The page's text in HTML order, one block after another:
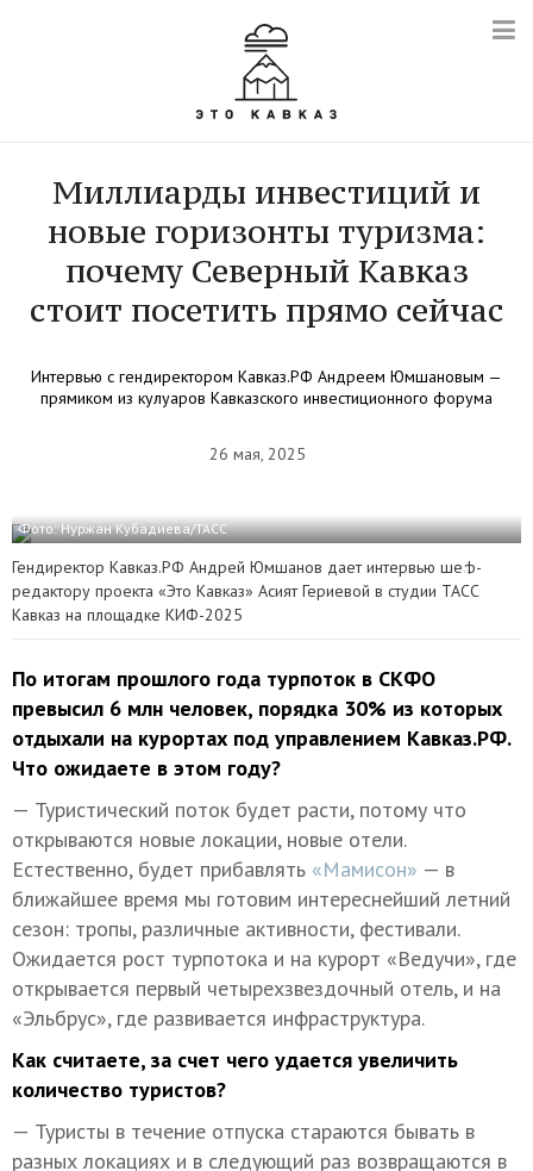
Миллиарды инвестиций и
новые горизонты туризма:
почему Северный Кавказ
стоит посетить прямо сейчас
Интервью с гендиректором Кавказ.РФ Андреем Юмшановым —
прямиком из кулуаров Кавказского инвестиционного форума
26 мая, 2025
Фото: Нуржан Кубадиева/ТАСС
Гендиректор Кавказ.РФ Андрей Юмшанов дает интервью шеф-
редактору проекта «Это Кавказ» Асият Гериевой в студии ТАСС
Кавказ на площадке КИФ-2025
По итогам прошлого года турпоток в СКФО
превысил 6 млн человек, порядка 30% из которых
отдыхали на курортах под управлением Кавказ.РФ.
Что ожидаете в этом году?
— Туристический поток будет расти, потому что
открываются новые локации, новые отели.
Естественно, будет прибавлять «Мамисон» — в
ближайшее время мы готовим интереснейший летний
сезон: тропы, различные активности, фестивали.
Ожидается рост турпотока и на курорт «Ведучи», где
открывается первый четырехзвездочный отель, и на
«Эльбрус», где развивается инфраструктура.
Как считаете, за счет чего удается увеличить
количество туристов?
— Туристы в течение отпуска стараются бывать в
разных локациях и в следующий раз возвращаются в